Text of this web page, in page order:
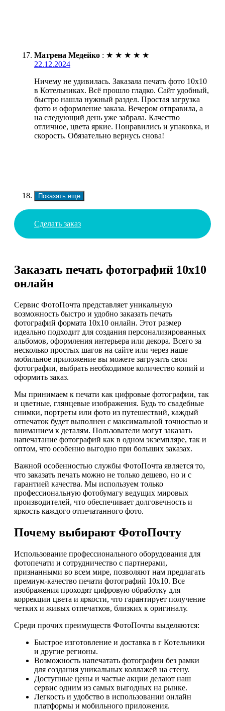
Матрена Медейко : ★ ★ ★ ★ ★
22.12.2024
Ничему не удивилась. Заказала печать фото 10х10
в Котельниках. Всё прошло гладко. Сайт удобный,
быстро нашла нужный раздел. Простая загрузка
фото и оформление заказа. Вечером отправила, а
на следующий день уже забрала. Качество
отличное, цвета яркие. Понравились и упаковка, и
скорость. Обязательно вернусь снова!
Показать еще
Сделать заказ
Заказать печать фотографий 10х10
онлайн
Сервис ФотоПочта представляет уникальную
возможность быстро и удобно заказать печать
фотографий формата 10х10 онлайн. Этот размер
идеально подходит для создания персонализированных
альбомов, оформления интерьера или декора. Всего за
несколько простых шагов на сайте или через наше
мобильное приложение вы можете загрузить свои
фотографии, выбрать необходимое количество копий и
оформить заказ.
Мы принимаем к печати как цифровые фотографии, так
и цветные, глянцевые изображения. Будь то свадебные
снимки, портреты или фото из путешествий, каждый
отпечаток будет выполнен с максимальной точностью и
вниманием к деталям. Пользователи могут заказать
напечатание фотографий как в одном экземпляре, так и
оптом, что особенно выгодно при больших заказах.
Важной особенностью службы ФотоПочта является то,
что заказать печать можно не только дешево, но и с
гарантией качества. Мы используем только
профессиональную фотобумагу ведущих мировых
производителей, что обеспечивает долговечность и
яркость каждого отпечатанного фото.
Почему выбирают ФотоПочту
Использование профессионального оборудования для
фотопечати и сотрудничество с партнерами,
признанными во всем мире, позволяют нам предлагать
премиум-качество печати фотографий 10х10. Все
изображения проходят цифровую обработку для
коррекции цвета и яркости, что гарантирует получение
четких и живых отпечатков, близких к оригиналу.
Среди прочих преимуществ ФотоПочты выделяются:
Быстрое изготовление и доставка в г Котельники
и другие регионы.
Возможность напечатать фотографии без рамки
для создания уникальных коллажей на стену.
Доступные цены и частые акции делают наш
сервис одним из самых выгодных на рынке.
Легкость и удобство в использовании онлайн
платформы и мобильного приложения.